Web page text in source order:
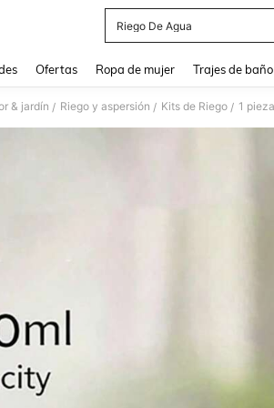
Riego De Agua
Ofertas Ropa de mujer Trajes de baño
& jardín / Riego y aspersión / Kits de Riego /